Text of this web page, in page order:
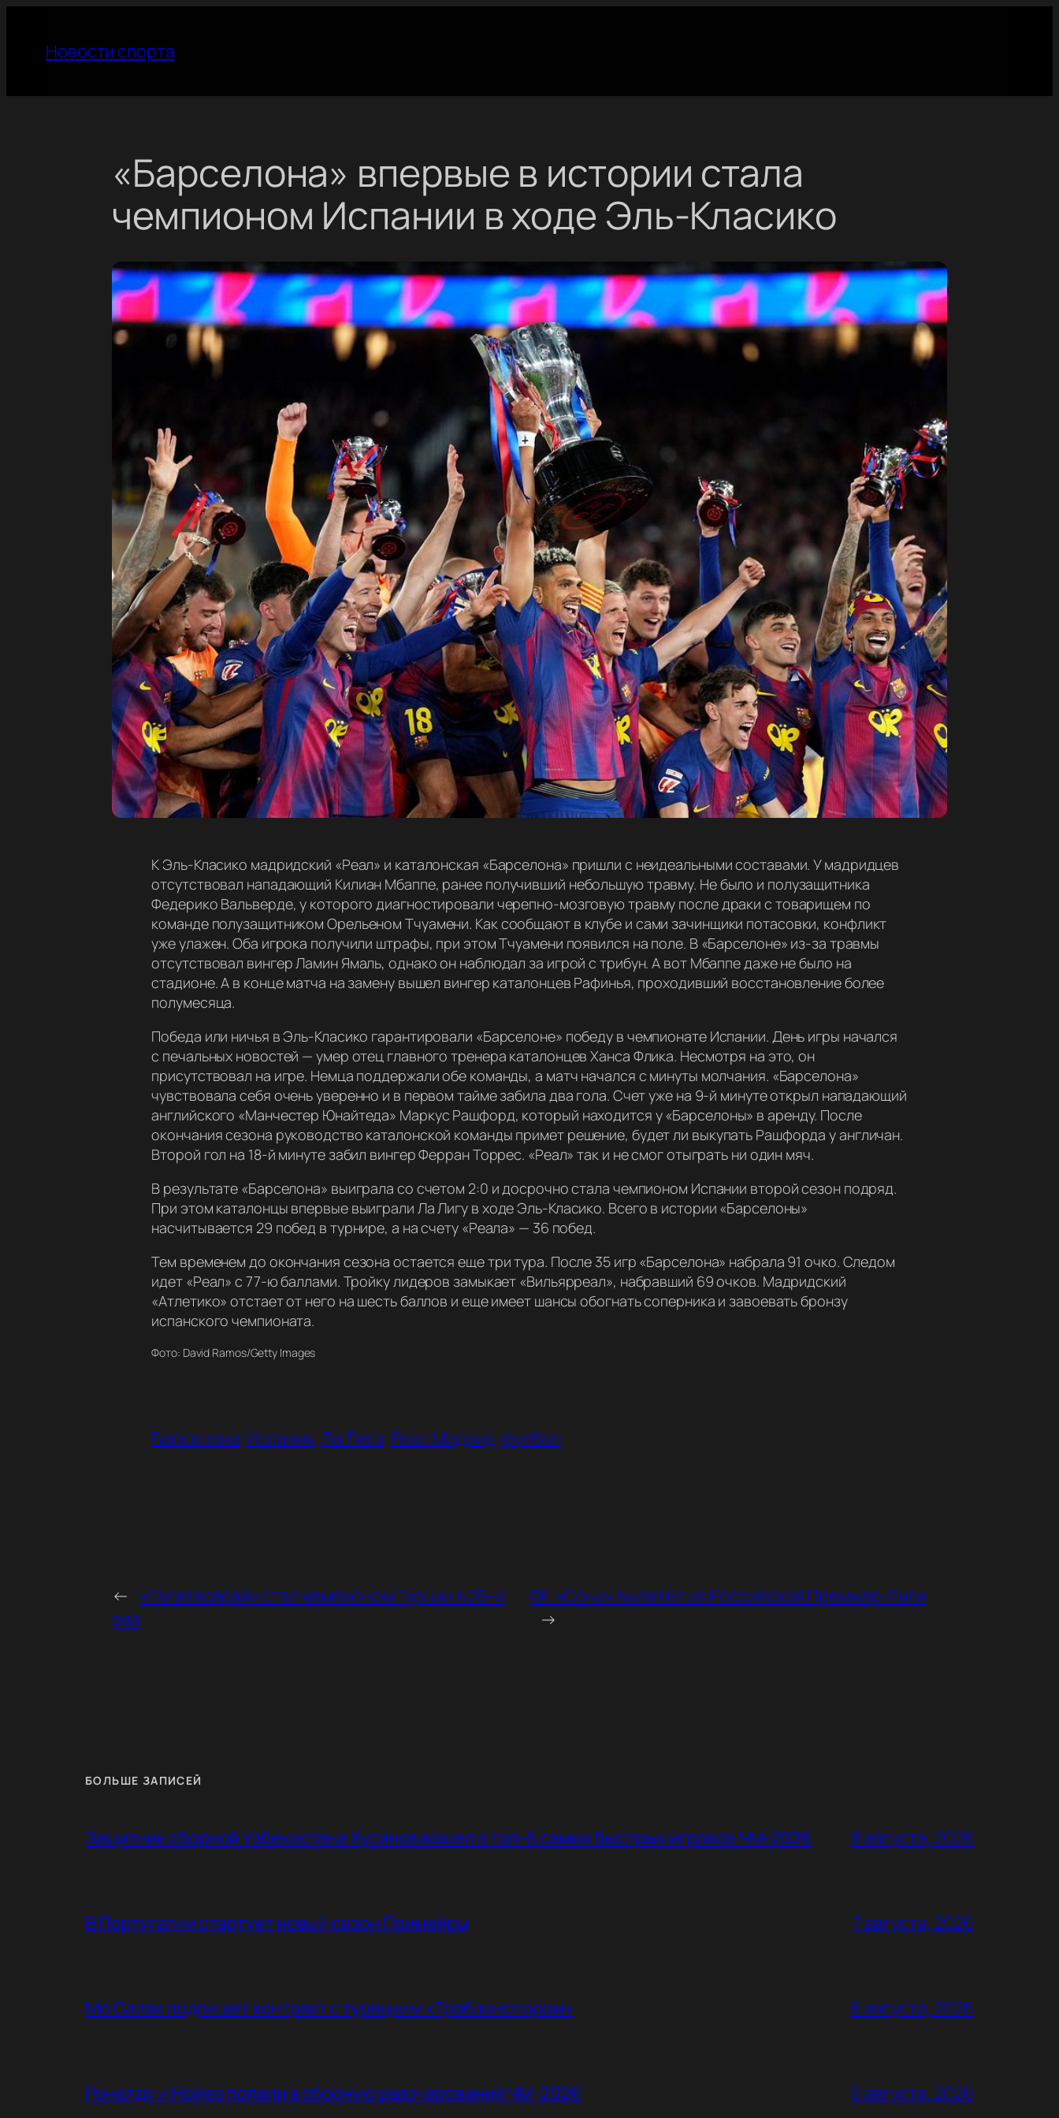
содержимому
Новости спорта
«Барселона» впервые в истории стала
чемпионом Испании в ходе Эль-Класико
К Эль-Класико мадридский «Реал» и каталонская «Барселона» пришли с неидеальными составами. У мадридцев
отсутствовал нападающий Килиан Мбаппе, ранее получивший небольшую травму. Не было и полузащитника
Федерико Вальверде, у которого диагностировали черепно-мозговую травму после драки с товарищем по
команде полузащитником Орельеном Тчуамени. Как сообщают в клубе и сами зачинщики потасовки, конфликт
уже улажен. Оба игрока получили штрафы, при этом Тчуамени появился на поле. В «Барселоне» из-за травмы
отсутствовал вингер Ламин Ямаль, однако он наблюдал за игрой с трибун. А вот Мбаппе даже не было на
стадионе. А в конце матча на замену вышел вингер каталонцев Рафинья, проходивший восстановление более
полумесяца.
Победа или ничья в Эль-Класико гарантировали «Барселоне» победу в чемпионате Испании. День игры начался
с печальных новостей — умер отец главного тренера каталонцев Ханса Флика. Несмотря на это, он
присутствовал на игре. Немца поддержали обе команды, а матч начался с минуты молчания. «Барселона»
чувствовала себя очень уверенно и в первом тайме забила два гола. Счет уже на 9-й минуте открыл нападающий
английского «Манчестер Юнайтеда» Маркус Рашфорд, который находится у «Барселоны» в аренду. После
окончания сезона руководство каталонской команды примет решение, будет ли выкупать Рашфорда у англичан.
Второй гол на 18-й минуте забил вингер Ферран Торрес. «Реал» так и не смог отыграть ни один мяч.
В результате «Барселона» выиграла со счетом 2:0 и досрочно стала чемпионом Испании второй сезон подряд.
При этом каталонцы впервые выиграли Ла Лигу в ходе Эль-Класико. Всего в истории «Барселоны»
насчитывается 29 побед в турнире, а на счету «Реала» — 36 побед.
Тем временем до окончания сезона остается еще три тура. После 35 игр «Барселона» набрала 91 очко. Следом
идет «Реал» с 77-ю баллами. Тройку лидеров замыкает «Вильярреал», набравший 69 очков. Мадридский
«Атлетико» отстает от него на шесть баллов и еще имеет шансы обогнать соперника и завоевать бронзу
испанского чемпионата.
Фото: David Ramos/Getty Images
Барселона Испания Ла Лига Реал Мадрид футбол
← «Галатасарай» стал чемпионом Турции в 26-й
раз
ФК «Сочи» вылетел из Российской Премьер-Лиги
→
БОЛЬШЕ ЗАПИСЕЙ
Защитник сборной Узбекистана Хусанов вошел в топ-6 самых быстрых игроков ЧМ-2026 8 августа, 2026
В Португалии стартует новый сезон Примейры 7 августа, 2026
Мо Салах подпишет контракт с турецким «Трабзонспором» 6 августа, 2026
Роналду и Нойер попали в сборную разочарований ЧМ-2026 5 августа, 2026